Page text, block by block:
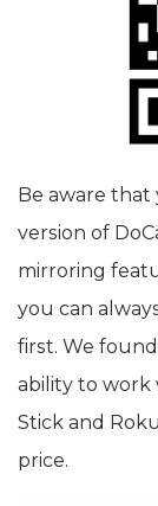
Be aware
version of
mirroring
you can
first. We
ability to work
Stick and
price.